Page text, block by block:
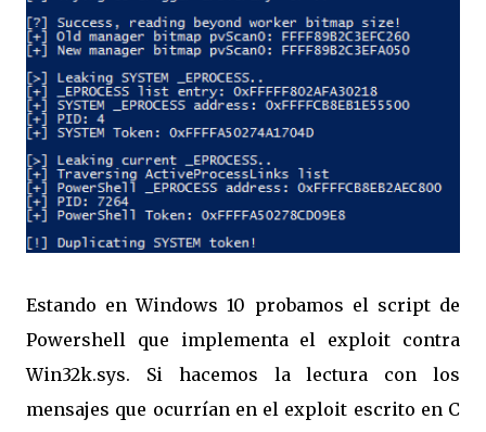
Estando en Windows 10 probamos el script de
Powershell que implementa el exploit contra
Win32k.sys. Si hacemos la lectura con los
mensajes que ocurrían en el exploit escrito en C